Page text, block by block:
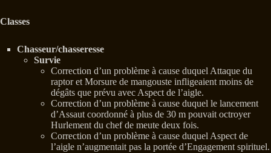
Classes
Chasseur/chasseresse
Survie
Correction d’un problème à cause duquel Attaque du
raptor et Morsure de mangouste infligeaient moins de
dégâts que prévu avec Aspect de l’aigle.
Correction d’un problème à cause duquel le lancement
d’Assaut coordonné à plus de 30 m pouvait octroyer
Hurlement du chef de meute deux fois.
Correction d’un problème à cause duquel Aspect de
l’aigle n’augmentait pas la portée d’Engagement spirituel.